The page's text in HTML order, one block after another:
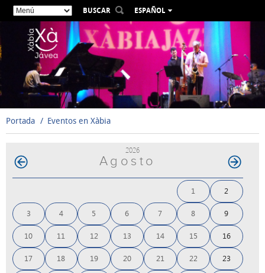
BUSCAR
ESPAÑOL
VALENCIÀ
ENGLISH
DEUTSCH
РУССКИЙ
Portada Eventos en Xàbia
2026
Agosto
1 2
3 4 5 6 7 8 9
10 11 12 13 14 15 16
17 18 19 20 21 22 23